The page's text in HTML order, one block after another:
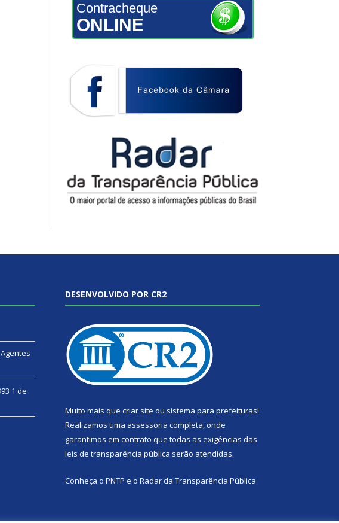
Contracheque
ONLINE
Agentes
1 de
DESENVOLVIDO POR CR2
Muito mais que criar site ou sistema para prefeituras!
Realizamos uma assessoria completa, onde
garantimos em contrato que todas as exigências das
leis de transparência pública serão atendidas.
Conheça o PNTP e o Radar da Transparência Pública